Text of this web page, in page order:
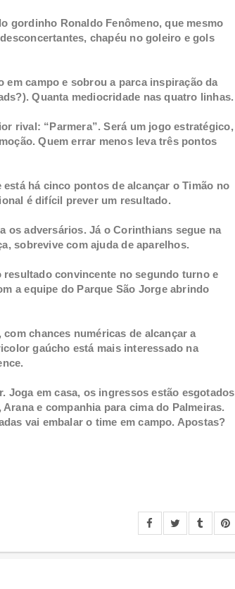
gordinho Ronaldo Fenômeno, que mesmo
chapéu no goleiro e gols
campo e sobrou a parca inspiração da
Quanta mediocridade nas quatro linhas.
rival: “Parmera”. Será um jogo estratégico,
Quem errar menos leva três pontos
há cinco pontos de alcançar o Timão no
é difícil prever um resultado.
os adversários. Já o Corinthians segue na
sobrevive com ajuda de aparelhos.
convincente no segundo turno e
a equipe do Parque São Jorge abrindo
chances numéricas de alcançar a
gaúcho está mais interessado na
Joga em casa, os ingressos estão esgotados
e companhia para cima do Palmeiras.
vai embalar o time em campo. Apostas?